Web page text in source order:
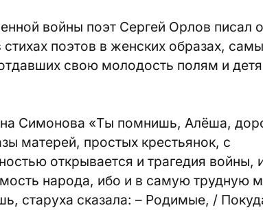
войны поэт Сергей Орлов писал
поэтов в женских образах,
свою молодость полям и
Симонова «Ты помнишь, Алёша,
матерей, простых крестьянок, с
открывается и трагедия войны,
народа, ибо и в самую трудную
старуха сказала: – Родимые, /